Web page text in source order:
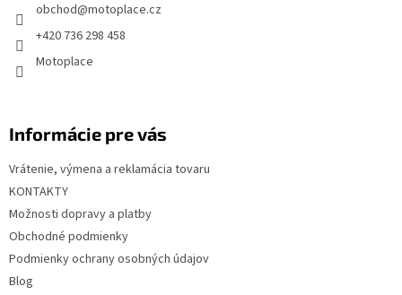
obchod@motoplace.cz
+420 736 298 458
Motoplace
Informácie pre vás
Vrátenie, výmena a reklamácia tovaru
KONTAKTY
Možnosti dopravy a platby
Obchodné podmienky
Podmienky ochrany osobných údajov
Blog